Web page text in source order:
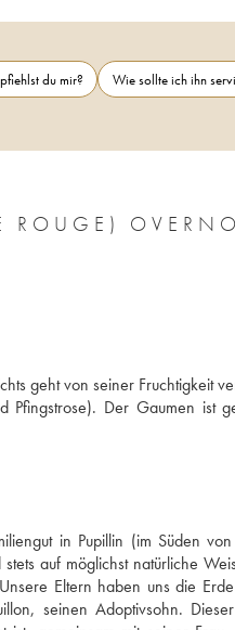
du mir? Wie sollte ich ihn
ROUGE)
geht von seiner Fruchtigkeit
Der Gaumen ist
in Pupillin (im Süden
auf möglichst natürliche
Eltern haben uns die
seinen Adoptivsohn.